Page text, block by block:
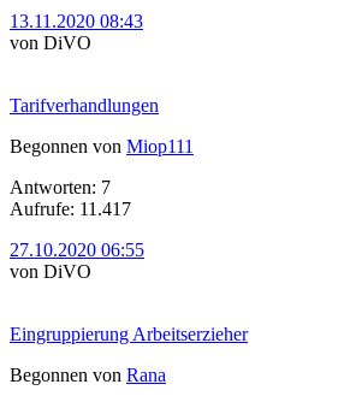
13.11.2020 08:43
von DiVO
Tarifverhandlungen
Begonnen von Miop111
Antworten: 7
Aufrufe: 11.417
27.10.2020 06:55
von DiVO
Eingruppierung Arbeitserzieher
Begonnen von Rana